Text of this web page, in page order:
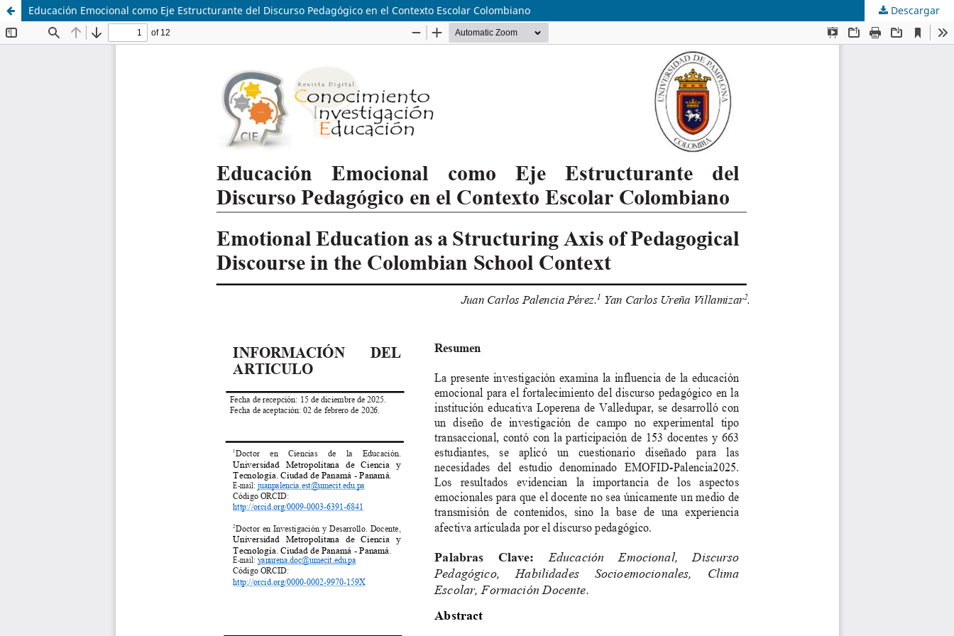
Educación Emocional como Eje Estructurante del Discurso Pedagógico en el Contexto Escolar Colombiano Descargar